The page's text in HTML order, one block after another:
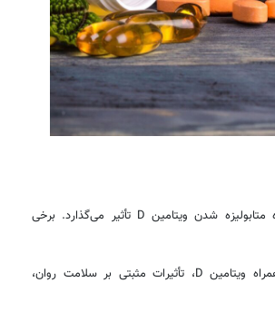
تحقیقات جدید نشان می‌دهند که سلامت روده مستقیماً بر نحوه متابولیزه شدن ویتامین D تأثیر می‌گذارد. برخی
همچنین شواهد حاکی از آن است که مصرف پروبیوتیک‌ها به همراه ویتامین D، تأثیرات مثبتی بر سلامت روان،